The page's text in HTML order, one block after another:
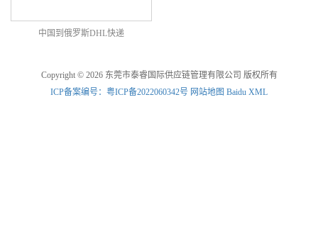
中国到俄罗斯DHL快递
Copyright © 2026 东莞市泰睿国际供应链管理有限公司 版权所有
ICP备案编号：粤ICP备2022060342号 网站地图 Baidu XML